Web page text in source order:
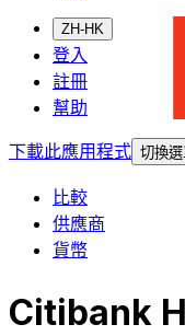
ZH-HK
登入
註冊
幫助
下載此應用程式 切換
比較
供應商
貨幣
Citibank